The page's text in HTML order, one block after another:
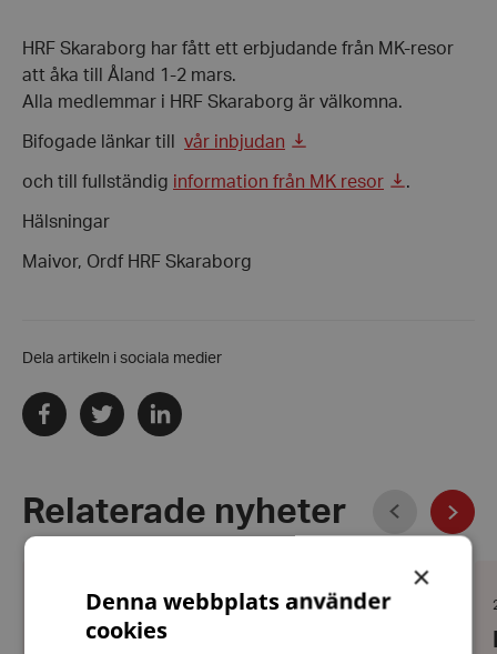
HRF Skaraborg har fått ett erbjudande från MK-resor
att åka till Åland 1-2 mars.
Alla medlemmar i HRF Skaraborg är välkomna.
Bifogade länkar till vår inbjudan
och till fullständig information från MK resor .
Hälsningar
Maivor, Ordf HRF Skaraborg
Dela artikeln i sociala medier
Dela
via
facebook
Dela
via
twitter
Dela
via
linkedin
Relaterade nyheterFöregående
29 maj 2026
Program 2026
×
Denna webbplats använder
cookies